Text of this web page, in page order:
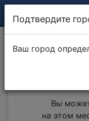
Покраска
Вы
на этом
Подтвердите
Ваш город